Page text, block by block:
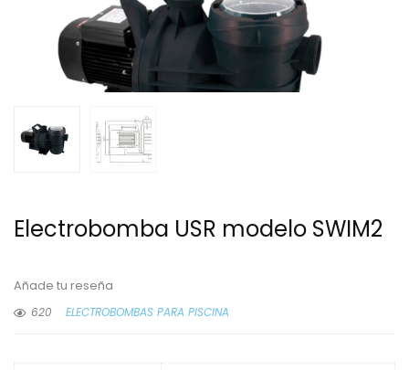
Electrobomba USR modelo SWIM2
Añade tu reseña
620
ELECTROBOMBAS PARA PISCINA